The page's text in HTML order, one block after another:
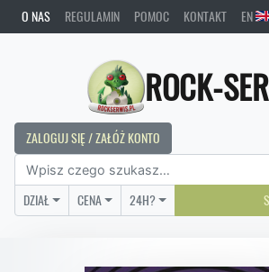
O NAS REGULAMIN POMOC KONTAKT EN
ROCK-
ZALOGUJ SIĘ / ZAŁÓŻ KONTO
DZIAŁ CENA 24H?